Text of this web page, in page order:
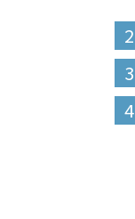
2
3
4